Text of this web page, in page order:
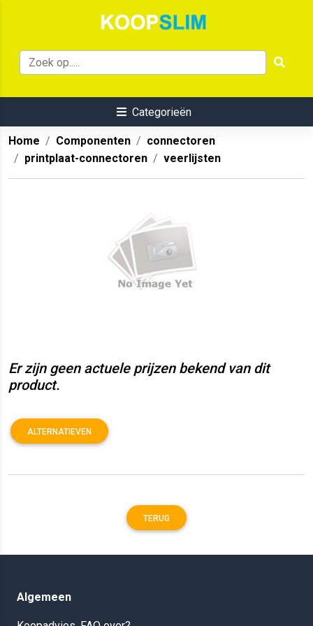
Categorieën
Home Componenten
connectoren
printplaat-connectoren
veerlijsten
Er zijn geen actuele prijzen bekend van dit
product.
ALTERNATIEVEN
TERUG
Algemeen